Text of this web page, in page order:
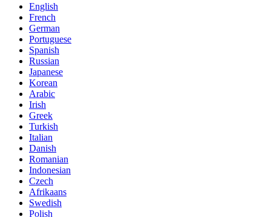
English
French
German
Portuguese
Spanish
Russian
Japanese
Korean
Arabic
Irish
Greek
Turkish
Italian
Danish
Romanian
Indonesian
Czech
Afrikaans
Swedish
Polish